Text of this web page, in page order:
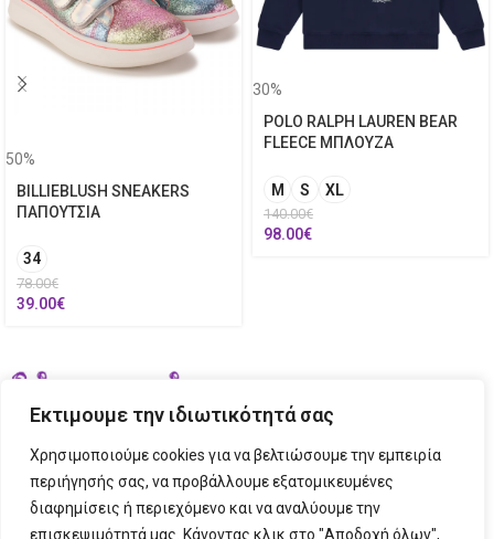
Εκτιμουμε την ιδιωτικότητά σας
Χρησιμοποιούμε cookies για να βελτιώσουμε την εμπειρία
περιήγησής σας, να προβάλλουμε εξατομικευμένες
διαφημίσεις ή περιεχόμενο και να αναλύουμε την
επισκεψιμότητά μας. Κάνοντας κλικ στο "Αποδοχή όλων",
50%
BILLIEBLUSH SNEAKERS
ΠΑΠΟΥΤΣΙΑ
34
78.00€
39.00€
30%
POLO RALPH LAUREN BEAR
FLEECE ΜΠΛΟΥΖΑ
M S XL
140.00€
98.00€
ΣΤΟΙΧΕΙΑ ΕΠΙΚΟΙΝΩΝΙΑΣ